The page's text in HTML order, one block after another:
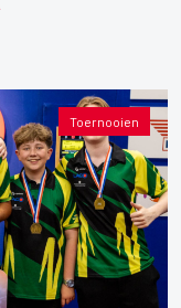
Toernooien